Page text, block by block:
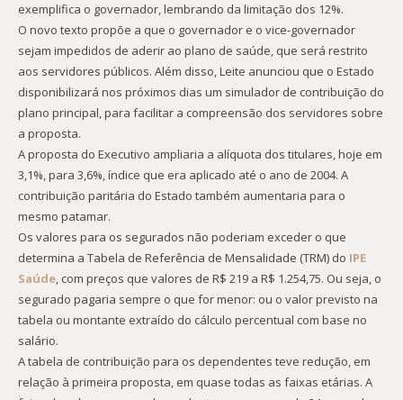
exemplifica o governador, lembrando da limitação dos 12%.
O novo texto propõe a que o governador e o vice-governador
sejam impedidos de aderir ao plano de saúde, que será restrito
aos servidores públicos. Além disso, Leite anunciou que o Estado
disponibilizará nos próximos dias um simulador de contribuição do
plano principal, para facilitar a compreensão dos servidores sobre
a proposta.
A proposta do Executivo ampliaria a alíquota dos titulares, hoje em
3,1%, para 3,6%, índice que era aplicado até o ano de 2004. A
contribuição paritária do Estado também aumentaria para o
mesmo patamar.
Os valores para os segurados não poderiam exceder o que
determina a Tabela de Referência de Mensalidade (TRM) do IPE
Saúde, com preços que valores de R$ 219 a R$ 1.254,75. Ou seja, o
segurado pagaria sempre o que for menor: ou o valor previsto na
tabela ou montante extraído do cálculo percentual com base no
salário.
A tabela de contribuição para os dependentes teve redução, em
relação à primeira proposta, em quase todas as faixas etárias. A